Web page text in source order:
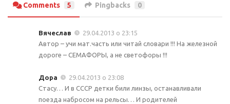
Comments 5 Pingbacks 0
Вячеслав
29.04.2013 о 23:15
Автор – учи мат.часть или читай словари !!! На железной
дороге – СЕМАФОРЫ, а не светофоры !!!
Дора
29.04.2013 о 23:08
Стасу… И в СССР детки били линзы, останавливали
поезда набросом на рельсы… И родителей